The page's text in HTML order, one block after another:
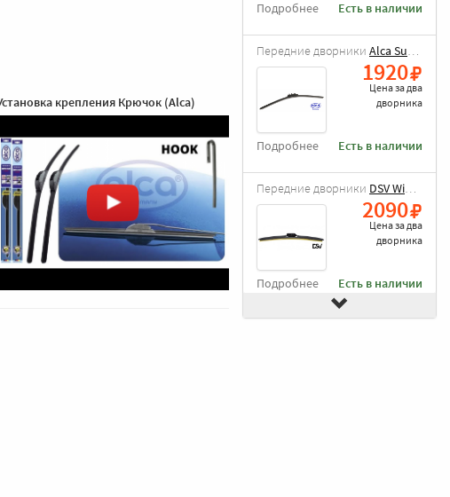
крепления Крючок (Alca)
Есть в наличии
Подробнее
Передние дворники Alca Super Flat
1920
Цена задва
дворника
Есть в наличии
Подробнее
Передние дворники DSV Wiper Blade
2090
Цена задва
дворника
Есть в наличии
Подробнее